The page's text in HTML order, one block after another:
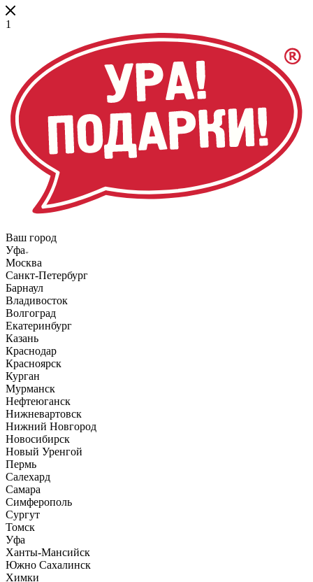
1
Ваш город
Уфа
Москва
Санкт-Петербург
Барнаул
Владивосток
Волгоград
Екатеринбург
Казань
Краснодар
Красноярск
Курган
Мурманск
Нефтеюганск
Нижневартовск
Нижний Новгород
Новосибирск
Новый Уренгой
Пермь
Салехард
Самара
Симферополь
Сургут
Томск
Уфа
Ханты-Мансийск
Южно Сахалинск
Химки